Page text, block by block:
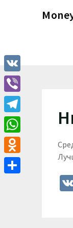
VK
Viber
Telegram
WhatsApp
Odnoklassniki